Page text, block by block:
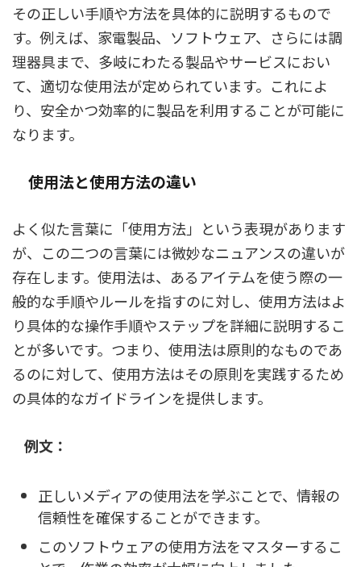
その正しい手順や方法を具体的に説明するもので
す。例えば、家電製品、ソフトウェア、さらには調
理器具まで、多岐にわたる製品やサービスにおい
て、適切な使用法が定められています。これによ
り、安全かつ効率的に製品を利用することが可能に
なります。
使用法と使用方法の違い
よく似た言葉に「使用方法」という表現があります
が、この二つの言葉には微妙なニュアンスの違いが
存在します。使用法は、あるアイテムを使う際の一
般的な手順やルールを指すのに対し、使用方法はよ
り具体的な操作手順やステップを詳細に説明するこ
とが多いです。つまり、使用法は原則的なものであ
るのに対して、使用方法はその原則を実践するため
の具体的なガイドラインを提供します。
例文：
正しいメディアの使用法を学ぶことで、情報の
信頼性を確保することができます。
このソフトウェアの使用方法をマスターするこ